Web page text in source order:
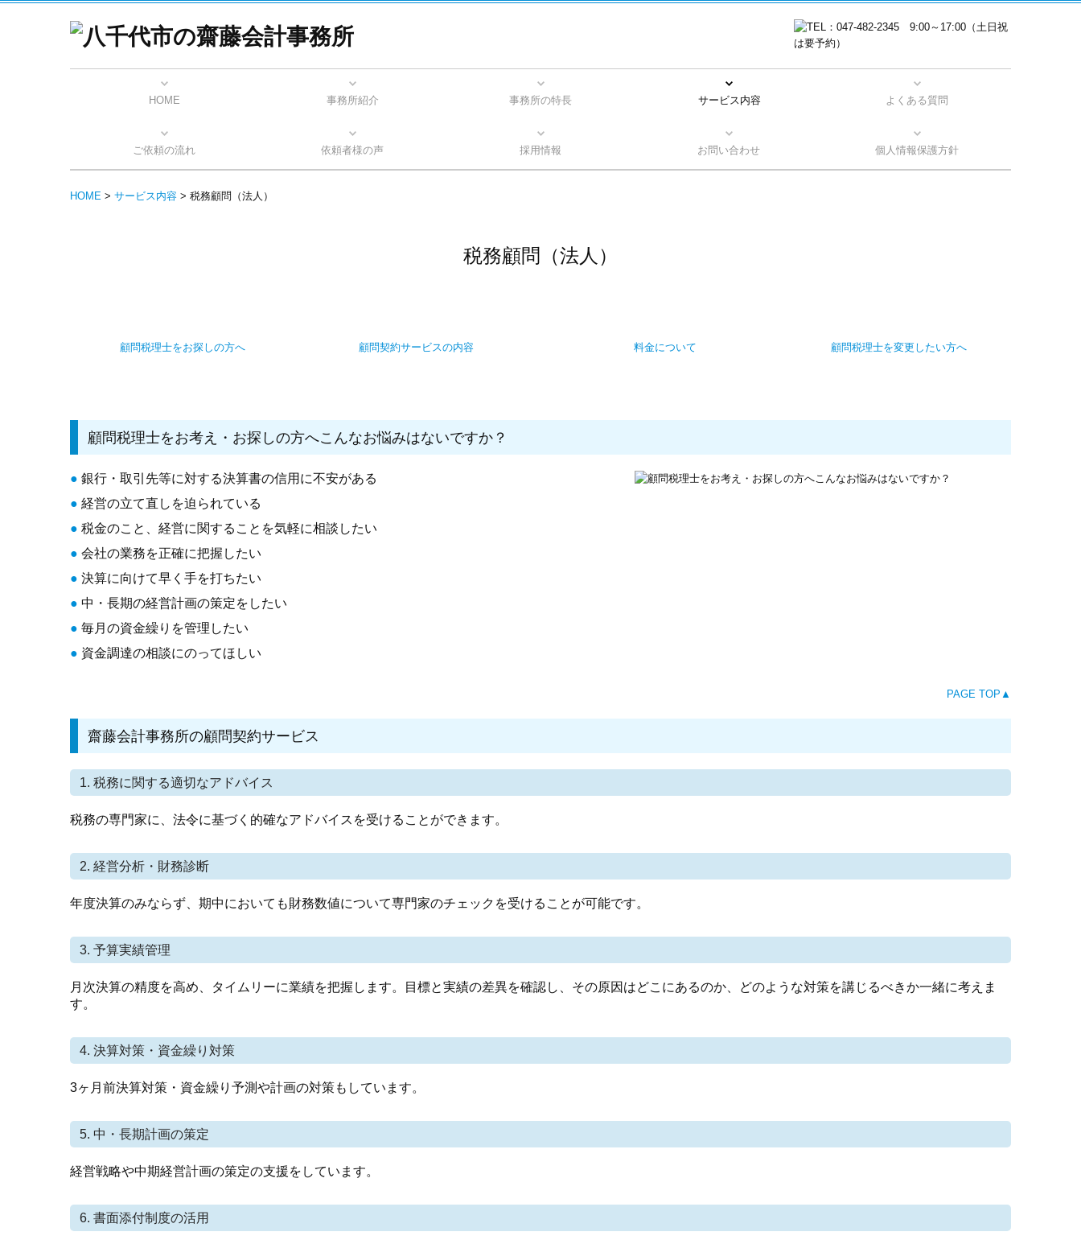
HOME 事務所紹介
所長紹介
経営理念
ブログ
事務所の特長 サービス内容
会社設立支援
税務顧問（法人）
税務顧問（個人）
税務調査対策
経営コンサルティング
相続
よくある質問
ご依頼の流れ 依頼者様の声 採用情報 お問い合わせ 個人情報保護方針
HOME > サービス内容 > 税務顧問（法人）
税務顧問（法人）
顧問税理士をお探しの方へ 顧問契約サービスの内容 料金について 顧問税理士を変更したい方へ
顧問税理士をお考え・お探しの方へこんなお悩みはないですか？
● 銀行・取引先等に対する決算書の信用に不安がある
● 経営の立て直しを迫られている
● 税金のこと、経営に関することを気軽に相談したい
● 会社の業務を正確に把握したい
● 決算に向けて早く手を打ちたい
● 中・長期の経営計画の策定をしたい
● 毎月の資金繰りを管理したい
● 資金調達の相談にのってほしい
PAGE TOP▲
齋藤会計事務所の顧問契約サービス
1. 税務に関する適切なアドバイス
税務の専門家に、法令に基づく的確なアドバイスを受けることができます。
2. 経営分析・財務診断
年度決算のみならず、期中においても財務数値について専門家のチェックを受けることが可能です。
3. 予算実績管理
月次決算の精度を高め、タイムリーに業績を把握します。目標と実績の差異を確認し、その原因はどこにあるのか、どのような対策を講じるべきか一緒に考えま
す。
4. 決算対策・資金繰り対策
3ヶ月前決算対策・資金繰り予測や計画の対策もしています。
5. 中・長期計画の策定
経営戦略や中期経営計画の策定の支援をしています。
6. 書面添付制度の活用